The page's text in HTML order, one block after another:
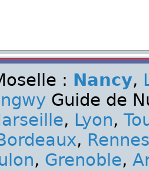
: Nancy,
Guide de
, Lyon,
, Rennes
, Grenoble,